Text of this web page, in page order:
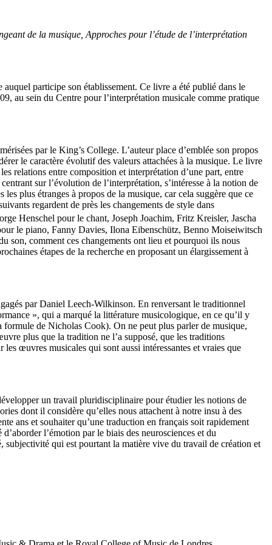
de la musique, Approches pour l’étude de l’interprétation
participe son établissement. Ce livre a été publié dans le
au sein du Centre pour l’interprétation musicale comme pratique
par le King’s College. L’auteur place d’emblée son propos
le caractère évolutif des valeurs attachées à la musique. Le livre
relations entre composition et interprétation d’une part, entre
sur l’évolution de l’interprétation, s’intéresse à la notion de
plus étranges à propos de la musique, car cela suggère que ce
regardent de près les changements de style dans
Henschel pour le chant, Joseph Joachim, Fritz Kreisler, Jascha
le piano, Fanny Davies, Ilona Eibenschütz, Benno Moiseiwitsch
son, comment ces changements ont lieu et pourquoi ils nous
étapes de la recherche en proposant un élargissement à
par Daniel Leech-Wilkinson. En renversant le traditionnel
», qui a marqué la littérature musicologique, en ce qu’il y
formule de Nicholas Cook). On ne peut plus parler de musique,
plus que la tradition ne l’a supposé, que les traditions
œuvres musicales qui sont aussi intéressantes et vraies que
un travail pluridisciplinaire pour étudier les notions de
dont il considère qu’elles nous attachent à notre insu à des
ans et souhaiter qu’une traduction en français soit rapidement
l’émotion par le biais des neurosciences et du
subjectivité qui est pourtant la matière vive du travail de création et